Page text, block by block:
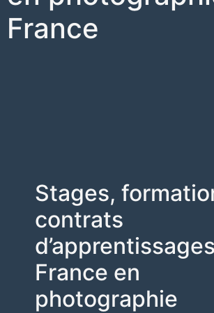
France
Stages,
contrats
France en
photographie